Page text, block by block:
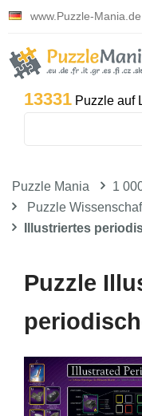
www.Puzzle-Mania.de
13331 Puzzle auf
Puzzle Mania 1
Puzzle
Illustriertes
Puzzle